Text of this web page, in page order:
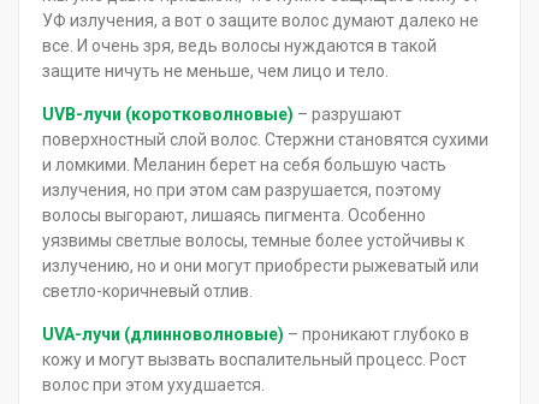
УФ излучения, а вот о защите волос думают далеко не
все. И очень зря, ведь волосы нуждаются в такой
защите ничуть не меньше, чем лицо и тело.
UVB-лучи (коротковолновые) – разрушают
поверхностный слой волос. Стержни становятся сухими
и ломкими. Меланин берет на себя большую часть
излучения, но при этом сам разрушается, поэтому
волосы выгорают, лишаясь пигмента. Особенно
уязвимы светлые волосы, темные более устойчивы к
излучению, но и они могут приобрести рыжеватый или
светло-коричневый отлив.
UVA-лучи (длинноволновые) – проникают глубоко в
кожу и могут вызвать воспалительный процесс. Рост
волос при этом ухудшается.